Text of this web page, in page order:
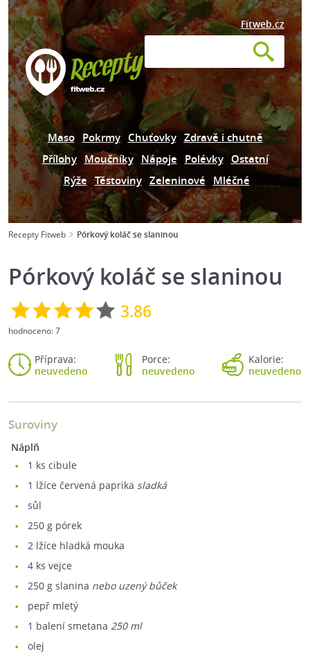
Fitweb.cz
Maso Pokrmy Chuťovky Zdravě i chutně
Přílohy Moučníky Nápoje Polévky Ostatní
Rýže Těstoviny Zeleninové Mléčné
Recepty Fitweb Pórkový koláč se slaninou
Pórkový koláč se slaninou
3.86
hodnoceno:7
Příprava:
neuvedeno
Porce:
neuvedeno
Kalorie:
neuvedeno
Suroviny
Náplň
1 ks cibule
1 lžíce červená paprika sladká
sůl
250 g pórek
2 lžíce hladká mouka
4 ks vejce
250 g slanina nebo uzený bůček
pepř mletý
1 balení smetana 250 ml
olej